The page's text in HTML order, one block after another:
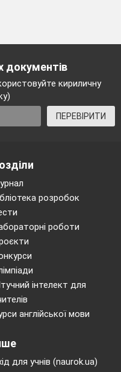
документів
кириличну
ПЕРЕВІРИТИ
розробок
роботи
інтелект для
англійської мови
для учнів (naurok.ua)